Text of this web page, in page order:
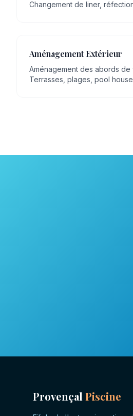
Changement de liner,
Aménagement Extérieur
Aménagement des abords de
Terrasses, plages, pool
Provençal Piscine